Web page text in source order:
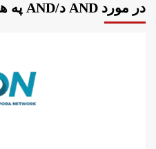
در مورد AND د/AND په هکله